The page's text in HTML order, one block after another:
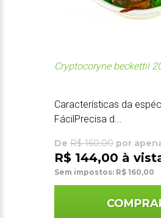
Cryptocoryne beckettii
Características da
FácilPrecisa d...
De R$ 160,00 por
R$ 144,00 à
Sem impostos: R$ 160,00